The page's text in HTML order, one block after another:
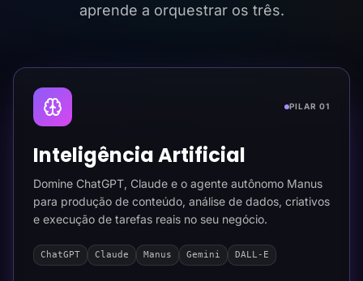
aprende a orquestrar os três.
PILAR 01
Inteligência Artificial
Domine ChatGPT, Claude e o agente autônomo Manus
para produção de conteúdo, análise de dados, criativos
e execução de tarefas reais no seu negócio.
ChatGPT Claude Manus Gemini DALL-E